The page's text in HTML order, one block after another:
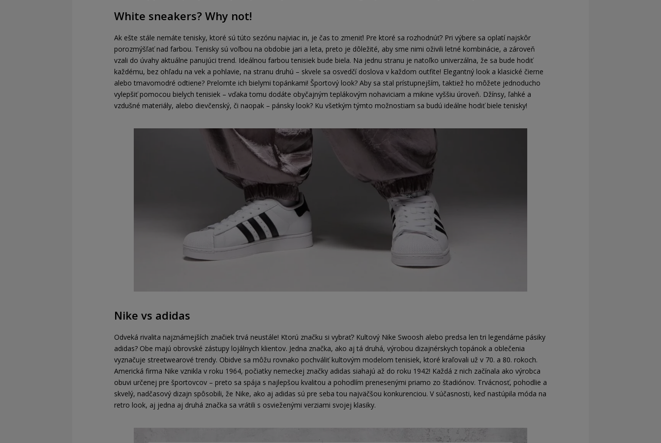
White sneakers? Why not!
Ak ešte stále nemáte tenisky, ktoré sú túto sezónu najviac in, je čas to zmeniť! Pre ktoré sa rozhodnúť? Pri výbere sa oplatí najskôr
porozmýšľať nad farbou. Tenisky sú voľbou na obdobie jari a leta, preto je dôležité, aby sme nimi oživili letné kombinácie, a zároveň
vzali do úvahy aktuálne panujúci trend. Ideálnou farbou tenisiek bude biela. Na jednu stranu je natoľko univerzálna, že sa bude hodiť
každému, bez ohľadu na vek a pohlavie, na stranu druhú – skvele sa osvedčí doslova v každom outfite! Elegantný look a klasické čierne
alebo tmavomodré odtiene? Prelomte ich bielymi topánkami! Športový look? Aby sa stal prístupnejším, taktiež ho môžete jednoducho
vylepšiť pomocou bielych tenisiek – vďaka tomu dodáte obyčajným teplákovým nohaviciam a mikine vyššiu úroveň. Džínsy, ľahké a
vzdušné materiály, alebo dievčenský, či naopak – pánsky look? Ku všetkým týmto možnostiam sa budú ideálne hodiť biele tenisky!
Nike vs adidas
Odveká rivalita najznámejších značiek trvá neustále! Ktorú značku si vybrať? Kultový Nike Swoosh alebo predsa len tri legendárne pásiky
adidas? Obe majú obrovské zástupy lojálnych klientov. Jedna značka, ako aj tá druhá, výrobou dizajnérskych topánok a oblečenia
vyznačuje streetwearové trendy. Obidve sa môžu rovnako pochváliť kultovým modelom tenisiek, ktoré kraľovali už v 70. a 80. rokoch.
Americká firma Nike vznikla v roku 1964, počiatky nemeckej značky adidas siahajú až do roku 1942! Každá z nich začínala ako výrobca
obuvi určenej pre športovcov – preto sa spája s najlepšou kvalitou a pohodlím prenesenými priamo zo štadiónov. Trvácnosť, pohodlie a
skvelý, nadčasový dizajn spôsobili, že Nike, ako aj adidas sú pre seba tou najväčšou konkurenciou. V súčasnosti, keď nastúpila móda na
retro look, aj jedna aj druhá značka sa vrátili s osvieženými verziami svojej klasiky.